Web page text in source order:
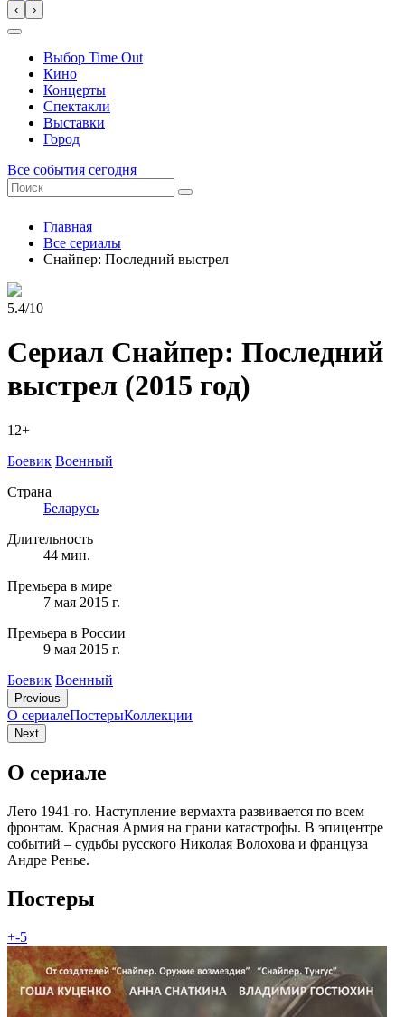
‹ ›
Выбор Time Out
Кино
Концерты
Спектакли
Выставки
Город
Все события сегодня
Главная
Все сериалы
Снайпер: Последний выстрел
5.4/10
Сериал Снайпер: Последний
выстрел (2015 год)
12+
Боевик Военный
Страна
Беларусь
Длительность
44 мин.
Премьера в мире
7 мая 2015 г.
Премьера в России
9 мая 2015 г.
Боевик Военный
Previous
О сериалеПостерыКоллекции
Next
О сериале
Лето 1941-го. Наступление вермахта развивается по всем
фронтам. Красная Армия на грани катастрофы. В эпицентре
событий – судьбы русского Николая Волохова и француза
Андре Ренье.
Постеры
+-5